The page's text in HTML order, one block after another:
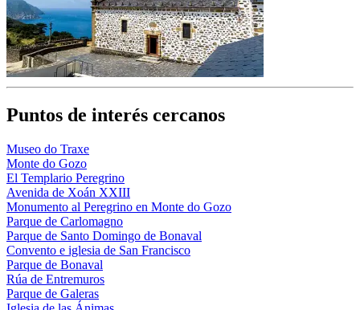
Puntos de interés cercanos
Museo do Traxe
Monte do Gozo
El Templario Peregrino
Avenida de Xoán XXIII
Monumento al Peregrino en Monte do Gozo
Parque de Carlomagno
Parque de Santo Domingo de Bonaval
Convento e iglesia de San Francisco
Parque de Bonaval
Rúa de Entremuros
Parque de Galeras